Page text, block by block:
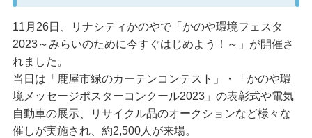
11月26日、リナシティかのやで「かのや環境フェスタ
2023～みらいのために今すぐはじめよう！～」が開催さ
れました。
当日は「鹿屋市緑のカーテンコンテスト」・「かのや環
境メッセージポスターコンクール2023」の表彰式や電気
自動車の展示、リサイクル品のオークションなど様々な
催しが実施され、約2,500人が来場。